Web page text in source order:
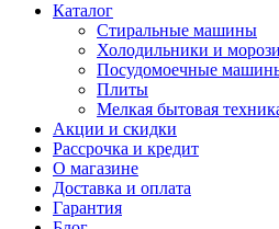
Каталог
Стиральные машины
Холодильники и
Посудомоечные
Плиты
Мелкая бытовая
Акции и скидки
Рассрочка и кредит
О магазине
Доставка и оплата
Гарантия